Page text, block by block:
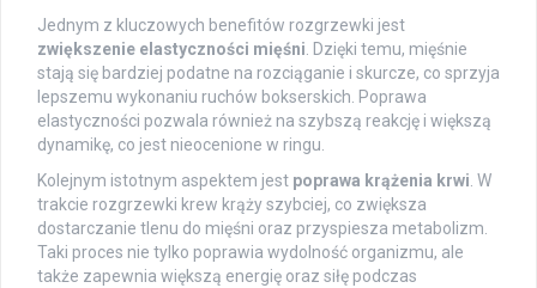
Jednym z kluczowych benefitów rozgrzewki jest
zwiększenie elastyczności mięśni. Dzięki temu, mięśnie
stają się bardziej podatne na rozciąganie i skurcze, co sprzyja
lepszemu wykonaniu ruchów bokserskich. Poprawa
elastyczności pozwala również na szybszą reakcję i większą
dynamikę, co jest nieocenione w ringu.
Kolejnym istotnym aspektem jest poprawa krążenia krwi. W
trakcie rozgrzewki krew krąży szybciej, co zwiększa
dostarczanie tlenu do mięśni oraz przyspiesza metabolizm.
Taki proces nie tylko poprawia wydolność organizmu, ale
także zapewnia większą energię oraz siłę podczas